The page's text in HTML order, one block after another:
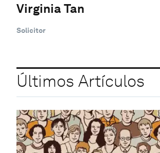
Virginia Tan
Solicitor
Últimos Artículos